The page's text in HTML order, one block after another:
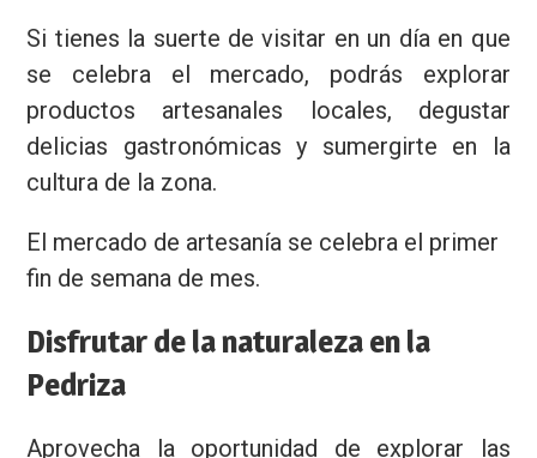
Si tienes la suerte de visitar en un día en que
se celebra el mercado, podrás explorar
productos artesanales locales, degustar
delicias gastronómicas y sumergirte en la
cultura de la zona.
El mercado de artesanía se celebra el primer
fin de semana de mes.
Disfrutar de la naturaleza en la
Pedriza
Aprovecha la oportunidad de explorar las